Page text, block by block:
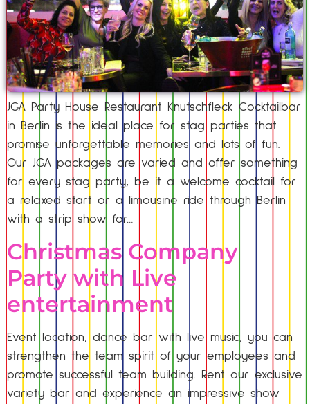
JGA Party House Restaurant Knutschfleck Cocktailbar
in Berlin is the ideal place for stag parties that
promise unforgettable memories and lots of fun.
Our JGA packages are varied and offer something
for every stag party, be it a welcome cocktail for
a relaxed start or a limousine ride through Berlin
with a strip show for…
Christmas Company
Party with Live
entertainment
Event location, dance bar with live music, you can
strengthen the team spirit of your employees and
promote successful team building. Rent our exclusive
variety bar and experience an impressive show